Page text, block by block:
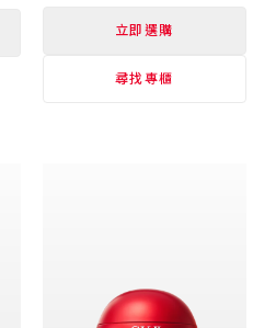
立即選購
尋找專櫃